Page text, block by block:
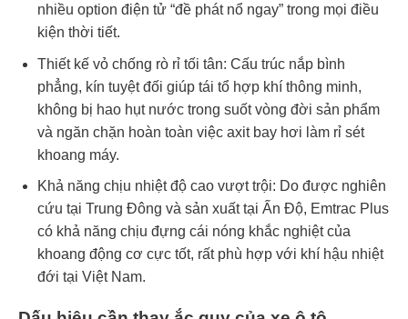
nhiều option điện tử “đề phát nổ ngay” trong mọi điều
kiện thời tiết.
Thiết kế vỏ chống rò rỉ tối tân: Cấu trúc nắp bình
phẳng, kín tuyệt đối giúp tái tổ hợp khí thông minh,
không bị hao hụt nước trong suốt vòng đời sản phẩm
và ngăn chặn hoàn toàn việc axit bay hơi làm rỉ sét
khoang máy.
Khả năng chịu nhiệt độ cao vượt trội: Do được nghiên
cứu tại Trung Đông và sản xuất tại Ấn Độ, Emtrac Plus
có khả năng chịu đựng cái nóng khắc nghiệt của
khoang động cơ cực tốt, rất phù hợp với khí hậu nhiệt
đới tại Việt Nam.